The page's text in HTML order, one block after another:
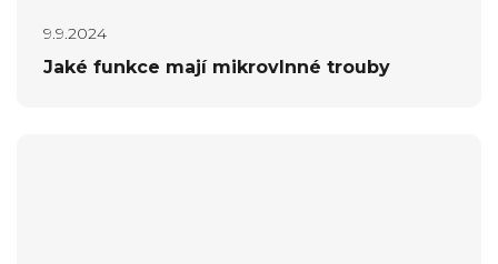
Jaké funkce mají mikrovlnné trouby
9.9.2024